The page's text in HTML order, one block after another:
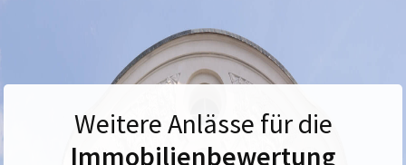
Weitere Anlässe für die
Immobilienbewertung